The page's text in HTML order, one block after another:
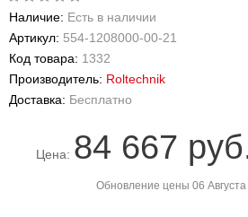
Наличие: Есть в наличии
Артикул: 554-1208000-00-21
Код товара: 1332
Производитель: Roltechnik
Доставка: Бесплатно
Цена: 84 667
Обновление цены 06 Августа